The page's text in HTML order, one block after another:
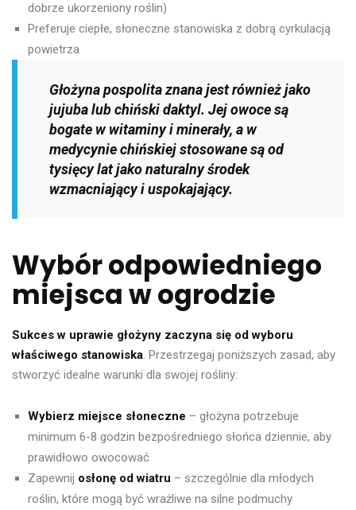
dobrze ukorzeniony roślin)
Preferuje ciepłe, słoneczne stanowiska z dobrą cyrkulacją
powietrza
Głożyna pospolita znana jest również jako
jujuba lub chiński daktyl. Jej owoce są
bogate w witaminy i minerały, a w
medycynie chińskiej stosowane są od
tysięcy lat jako naturalny środek
wzmacniający i uspokajający.
Wybór odpowiedniego
miejsca w ogrodzie
Sukces w uprawie głożyny zaczyna się od wyboru
właściwego stanowiska. Przestrzegaj poniższych zasad, aby
stworzyć idealne warunki dla swojej rośliny:
Wybierz miejsce słoneczne – głożyna potrzebuje
minimum 6-8 godzin bezpośredniego słońca dziennie, aby
prawidłowo owocować
Zapewnij osłonę od wiatru – szczególnie dla młodych
roślin, które mogą być wrażliwe na silne podmuchy